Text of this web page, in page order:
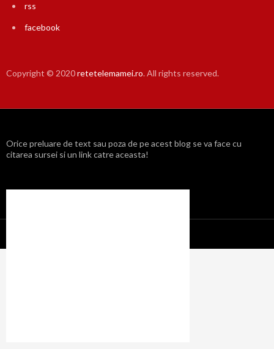
rss
facebook
Copyright © 2020retetelemamei.ro. All rights reserved.
Orice preluare de text sau poza de pe acest blog se va face cu
citarea sursei si un link catre aceasta!